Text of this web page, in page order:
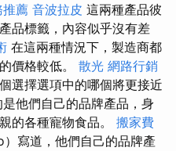
推薦 音波拉皮 這兩種產品彼
品標籤，內容似乎沒有差
在這兩種情況下，製造商都
價格較低。 散光 網路行銷
選擇選項中的哪個將更接近
他們自己的品牌產品，身
的各種寵物食品。 搬家費
寫道，他們自己的品牌產